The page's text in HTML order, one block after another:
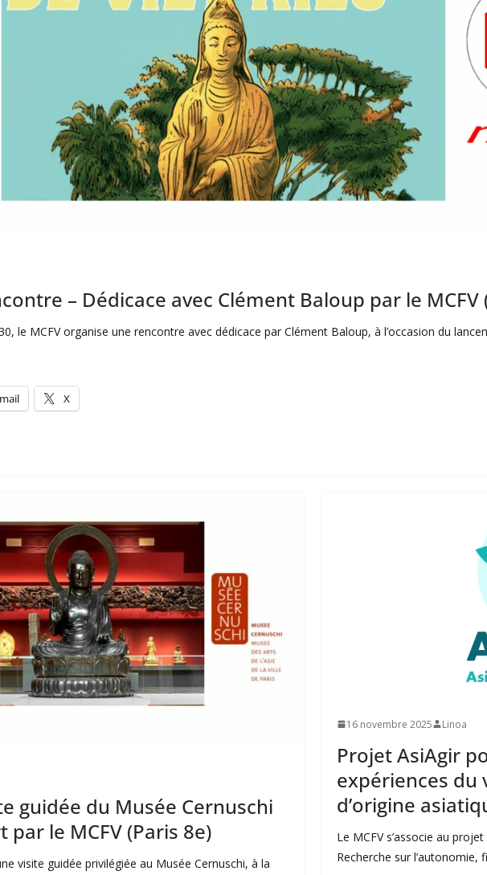
– Dédicace avec Clément Baloup par le MCFV
le MCFV organise une rencontre avec dédicace par Clément Baloup, à l’occasion du
X
guidée du Musée Cernuschi
par le MCFV (Paris 8e)
visite guidée privilégiée au Musée Cernuschi, à la
16 novembre 2025 Linoa
Projet AsiAgir
expériences du
d’origine
Le MCFV s’associe au
Recherche sur l’autonomie,